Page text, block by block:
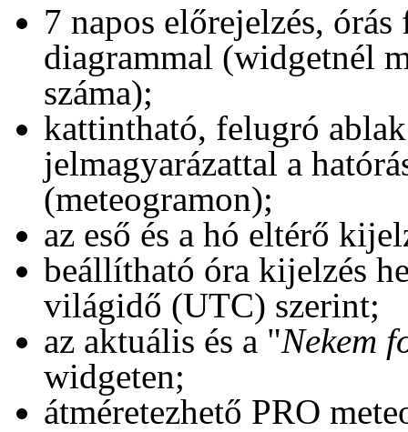
7 napos előrejelzés,
diagrammal (widgetnél
száma);
kattintható, felugró
jelmagyarázattal a
(meteogramon);
az eső és a hó eltérő
beállítható óra kijelzés
világidő (UTC) szerint;
az aktuális és a "Nekem
widgeten;
átméretezhető PRO